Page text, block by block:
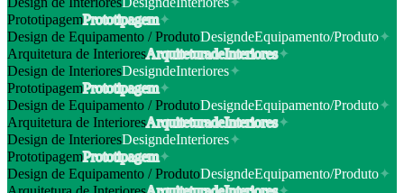
PrototipagemPrototipagem✦
Design de Equipamento / ProdutoDesigndeEquipamento/Produto✦
Arquitetura de InterioresArquiteturadeInteriores✦
Design de InterioresDesigndeInteriores✦
PrototipagemPrototipagem✦
Design de Equipamento / ProdutoDesigndeEquipamento/Produto✦
Arquitetura de InterioresArquiteturadeInteriores✦
Design de InterioresDesigndeInteriores✦
PrototipagemPrototipagem✦
Design de Equipamento / ProdutoDesigndeEquipamento/Produto✦